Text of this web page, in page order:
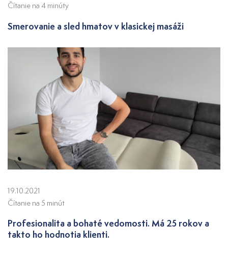
Čítanie na 4 minúty
Smerovanie a sled hmatov v klasickej masáži
19.10.2021
Čítanie na 5 minút
Profesionalita a bohaté vedomosti. Má 25 rokov a
takto ho hodnotia klienti.